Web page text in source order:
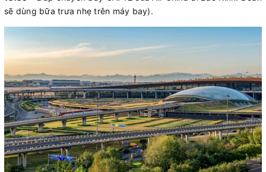
sẽ dùng bữa trưa nhẹ trên máy bay).